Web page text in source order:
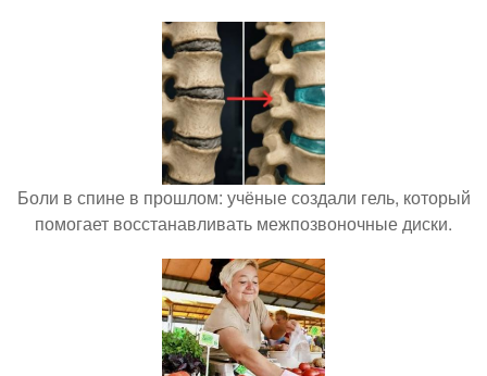
Боли в спине в прошлом: учёные создали гель, который
помогает восстанавливать межпозвоночные диски.